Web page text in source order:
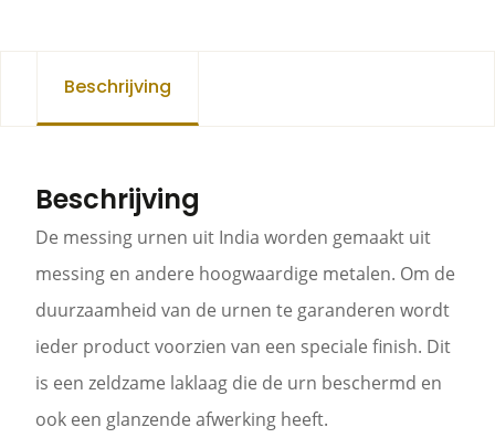
Beschrijving
Beschrijving
De messing urnen uit India worden gemaakt uit
messing en andere hoogwaardige metalen. Om de
duurzaamheid van de urnen te garanderen wordt
ieder product voorzien van een speciale finish. Dit
is een zeldzame laklaag die de urn beschermd en
ook een glanzende afwerking heeft.